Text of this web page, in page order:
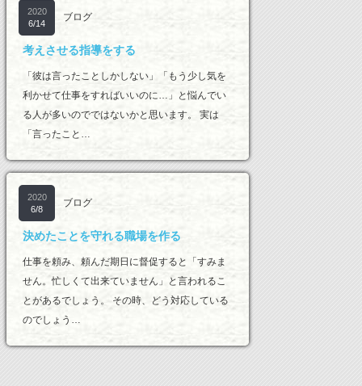
2020
6/14
ブログ
考えさせる指導をする
「彼は言ったことしかしない」「もう少し気を
利かせて仕事をすればいいのに…」と悩んでい
る人が多いのでではないかと思います。 実は
「言ったこと…
2020
6/8
ブログ
決めたことを守れる職場を作る
仕事を頼み、頼んだ期日に督促すると「すみま
せん。忙しくて出来ていません」と言われるこ
とがあるでしょう。 その時、どう対応している
のでしょう…